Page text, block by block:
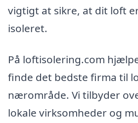
vigtigt at sikre, at dit loft
isoleret.
På loftisolering.com
finde det bedste firma til
nærområde. Vi tilbyder
lokale virksomheder og